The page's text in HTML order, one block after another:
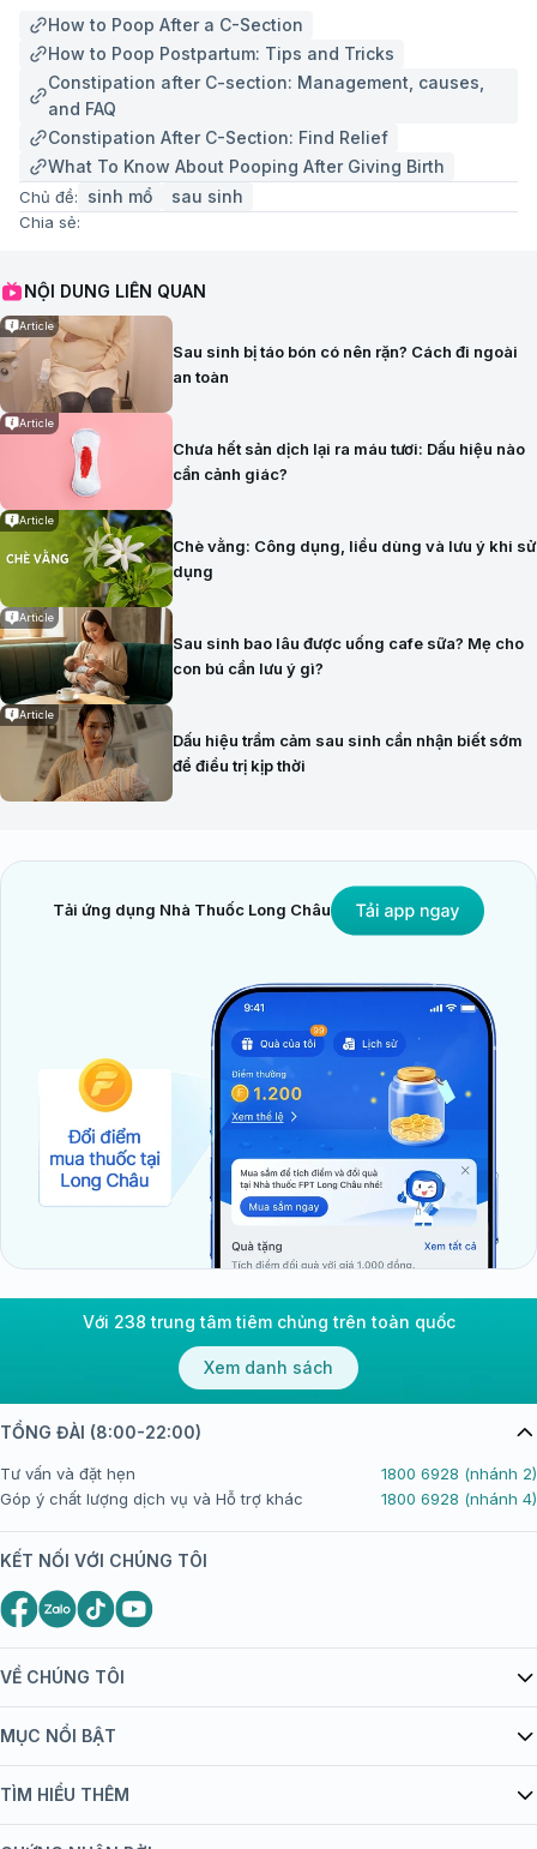
How to Poop After a C-Section
How to Poop Postpartum: Tips and Tricks
Constipation after C-section: Management, causes,
and FAQ
Constipation After C-Section: Find Relief
What To Know About Pooping After Giving Birth
Chủ đề: sinh mổ sau sinh
Chia sẻ:
NỘI DUNG LIÊN QUAN
Article
Sau sinh bị táo bón có nên rặn? Cách đi ngoài
an toàn
Article
Chưa hết sản dịch lại ra máu tươi: Dấu hiệu nào
cần cảnh giác?
Article
Chè vằng: Công dụng, liều dùng và lưu ý khi sử
dụng
Article
Sau sinh bao lâu được uống cafe sữa? Mẹ cho
con bú cần lưu ý gì?
Article
Dấu hiệu trầm cảm sau sinh cần nhận biết sớm
để điều trị kịp thời
Tải ứng dụng Nhà Thuốc Long Châu
Với 238 trung tâm tiêm chủng trên toàn quốc
Xem danh sách
VỀ CHÚNG TÔI
Giới thiệu Tiêm Chủng FPT Long Châu
bán hàng
MỤC NỔI BẬT
Danh mục vắc xin
TÌM HIỂU THÊM
TỔNG ĐÀI (8:00-22:00)
Tư vấn và đặt hẹn
1800 6928 (nhánh 2)
Góp ý chất lượng dịch vụ và Hỗ trợ khác
1800 6928 (nhánh 4)
KẾT NỐI VỚI CHÚNG TÔI